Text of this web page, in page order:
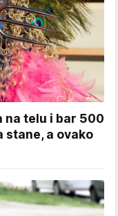
na telu i bar 500
stane, a ovako